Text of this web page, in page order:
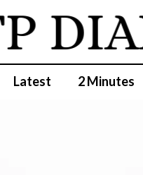
Latest 2 Minutes